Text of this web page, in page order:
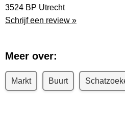
3524 BP Utrecht
Schrijf een review »
Meer over:
Markt Buurt